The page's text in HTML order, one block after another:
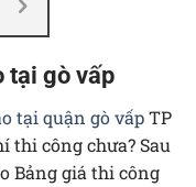
tại gò vấp
tại quận gò vấpTP
thi công chưa? Sau
Bảng giá thi công